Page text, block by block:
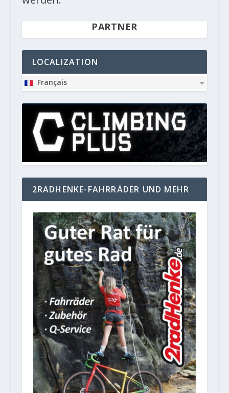
PARTNER
LOCALIZATION
Français
2RADHENKE-FAHRRÄDER UND MEHR